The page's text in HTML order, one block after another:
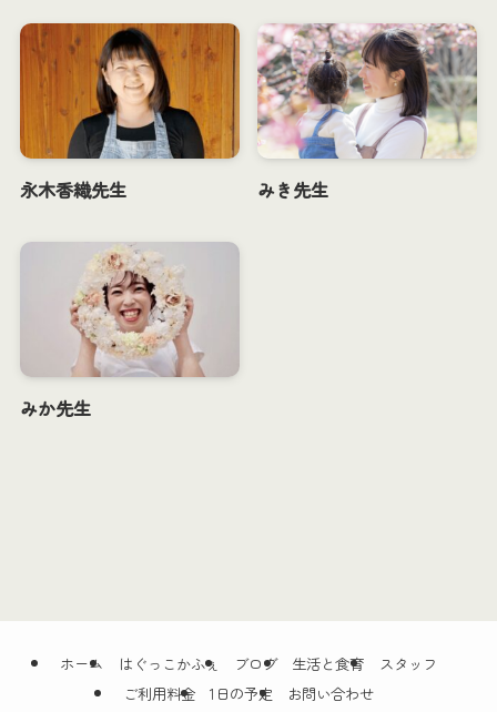
永木香織先生 みき先生
みか先生
ホーム はぐっこかふぇ ブログ 生活と食育
スタッフ
ご利用料金
1日の予定 お問い合わせ